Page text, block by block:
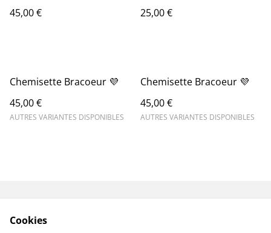
45,00 €
25,00 €
Chemisette Bracoeur 💜
45,00 €
AUTRES VARIANTES DISPONIBLES
Chemisette Bracoeur 💜
45,00 €
AUTRES VARIANTES DISPONIBLES
Livraisons & Retours
Cookies